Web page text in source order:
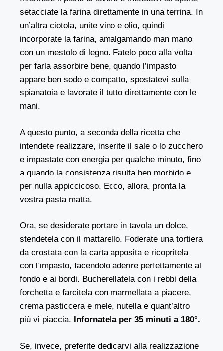
setacciate la farina direttamente in una terrina. In
un’altra ciotola, unite vino e olio, quindi
incorporate la farina, amalgamando man mano
con un mestolo di legno. Fatelo poco alla volta
per farla assorbire bene, quando l’impasto
appare ben sodo e compatto, spostatevi sulla
spianatoia e lavorate il tutto direttamente con le
mani.
A questo punto, a seconda della ricetta che
intendete realizzare, inserite il sale o lo zucchero
e impastate con energia per qualche minuto, fino
a quando la consistenza risulta ben morbido e
per nulla appiccicoso. Ecco, allora, pronta la
vostra pasta matta.
Ora, se desiderate portare in tavola un dolce,
stendetela con il mattarello. Foderate una tortiera
da crostata con la carta apposita e ricopritela
con l’impasto, facendolo aderire perfettamente al
fondo e ai bordi. Bucherellatela con i rebbi della
forchetta e farcitela con marmellata a piacere,
crema pasticcera e mele, nutella e quant’altro
più vi piaccia.
Infornatela per 35 minuti a 180°.
Se, invece, preferite dedicarvi alla realizzazione